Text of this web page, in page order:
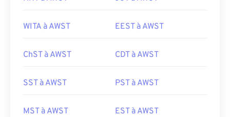
WITA à AWST EEST à AWST
ChST à AWST CDT à AWST
SST à AWST PST à AWST
MST à AWST EST à AWST